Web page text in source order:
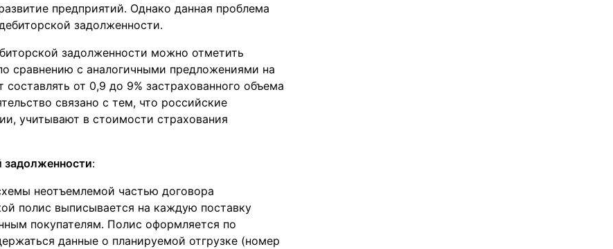
предприятий. Однако данная проблема
задолженности.
задолженности можно отметить
сравнению с аналогичными предложениями на
от 0,9 до 9% застрахованного объема
связано с тем, что российские
учитывают в стоимости страхования
задолженности:
неотъемлемой частью договора
полис выписывается на каждую поставку
покупателям. Полис оформляется по
данные о планируемой отгрузке (номер